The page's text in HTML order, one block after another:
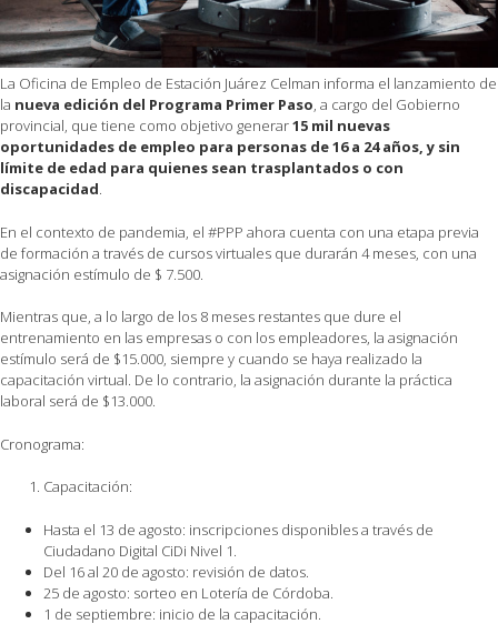
La Oficina de Empleo de Estación Juárez Celman informa el lanzamiento de
la nueva edición del Programa Primer Paso, a cargo del Gobierno
provincial, que tiene como objetivo generar15 mil nuevas
oportunidades de empleo para personas de 16 a 24 años, y sin
límite de edad para quienes sean trasplantados o con
discapacidad.
En el contexto de pandemia, el #PPP ahora cuenta con una etapa previa
de formación a través de cursos virtuales que durarán 4 meses, con una
asignación estímulo de $ 7.500.
Mientras que, a lo largo de los 8 meses restantes que dure el
entrenamiento en las empresas o con los empleadores, la asignación
estímulo será de $15.000, siempre y cuando se haya realizado la
capacitación virtual. De lo contrario, la asignación durante la práctica
laboral será de $13.000.
Cronograma:
Capacitación:
Hasta el 13 de agosto: inscripciones disponibles a través de
Ciudadano Digital CiDi Nivel 1.
Del 16 al 20 de agosto: revisión de datos.
25 de agosto: sorteo en Lotería de Córdoba.
1 de septiembre: inicio de la capacitación.